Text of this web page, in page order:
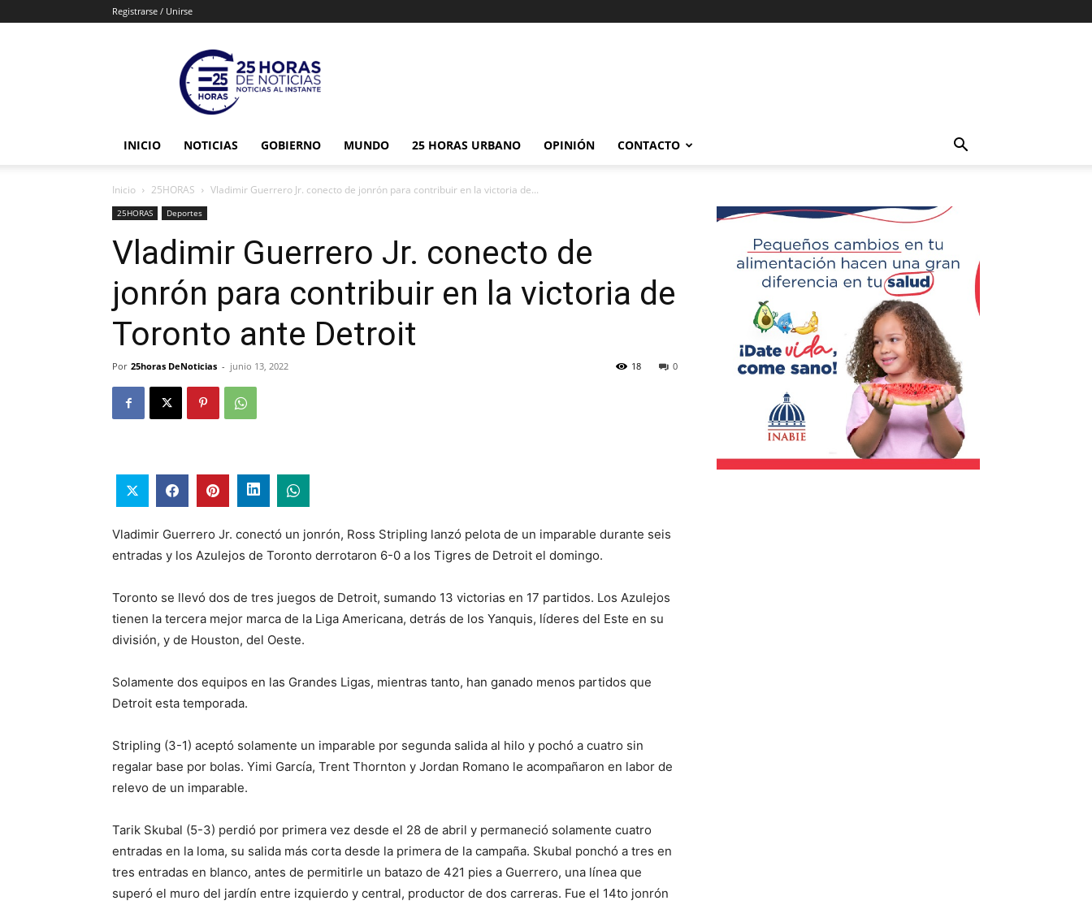
Registrarse / Unirse
INICIO NOTICIAS GOBIERNO MUNDO 25 HORAS URBANO OPINIÓN CONTACTO
Inicio 25HORAS Vladimir Guerrero Jr. conecto de jonrón para contribuir en la victoria de...
25HORAS Deportes
Vladimir Guerrero Jr. conecto de
jonrón para contribuir en la victoria de
Toronto ante Detroit
Por 25horas DeNoticias - junio 13, 2022 0
18
Vladimir Guerrero Jr. conectó un jonrón, Ross Stripling lanzó pelota de un imparable durante seis
entradas y los Azulejos de Toronto derrotaron 6-0 a los Tigres de Detroit el domingo.
Toronto se llevó dos de tres juegos de Detroit, sumando 13 victorias en 17 partidos. Los Azulejos
tienen la tercera mejor marca de la Liga Americana, detrás de los Yanquis, líderes del Este en su
división, y de Houston, del Oeste.
Solamente dos equipos en las Grandes Ligas, mientras tanto, han ganado menos partidos que
Detroit esta temporada.
Stripling (3-1) aceptó solamente un imparable por segunda salida al hilo y pochó a cuatro sin
regalar base por bolas. Yimi García, Trent Thornton y Jordan Romano le acompañaron en labor de
relevo de un imparable.
Tarik Skubal (5-3) perdió por primera vez desde el 28 de abril y permaneció solamente cuatro
entradas en la loma, su salida más corta desde la primera de la campaña. Skubal ponchó a tres en
tres entradas en blanco, antes de permitirle un batazo de 421 pies a Guerrero, una línea que
superó el muro del jardín entre izquierdo y central, productor de dos carreras. Fue el 14to jonrón